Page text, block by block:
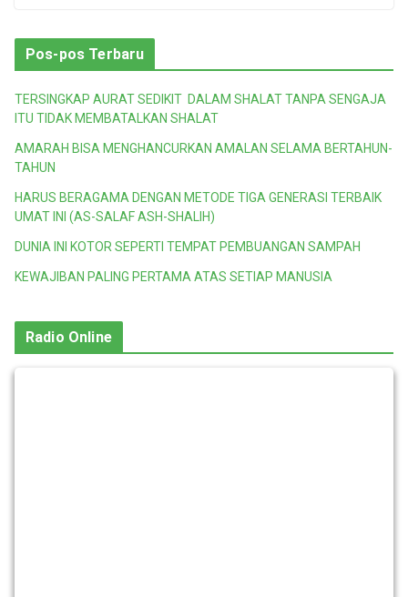
Pos-pos Terbaru
TERSINGKAP AURAT SEDIKIT DALAM SHALAT TANPA SENGAJA
ITU TIDAK MEMBATALKAN SHALAT
AMARAH BISA MENGHANCURKAN AMALAN SELAMA BERTAHUN-
TAHUN
HARUS BERAGAMA DENGAN METODE TIGA GENERASI TERBAIK
UMAT INI (AS-SALAF ASH-SHALIH)
DUNIA INI KOTOR SEPERTI TEMPAT PEMBUANGAN SAMPAH
KEWAJIBAN PALING PERTAMA ATAS SETIAP MANUSIA
Radio Online